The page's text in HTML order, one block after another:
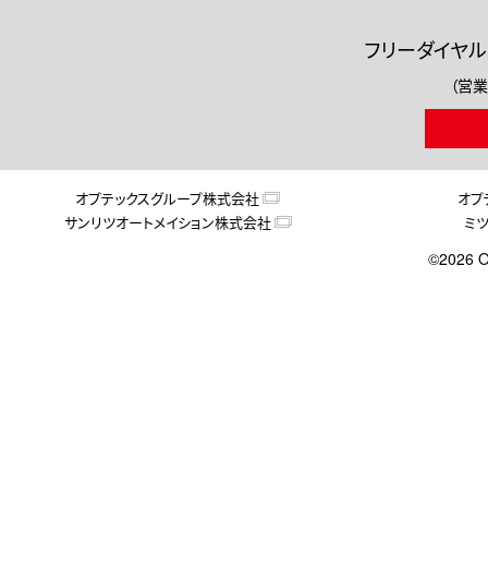
フリーダイヤル
（営
オプテックスグループ株式会社
オ
サンリツオートメイション株式会社
ミ
©2026